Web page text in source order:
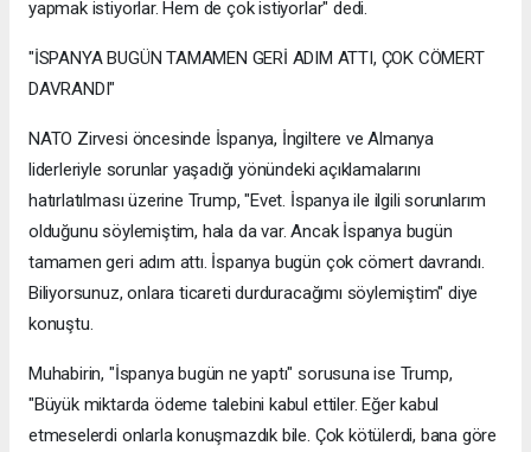
yapmak istiyorlar. Hem de çok istiyorlar" dedi.
"İSPANYA BUGÜN TAMAMEN GERİ ADIM ATTI, ÇOK CÖMERT
DAVRANDI"
NATO Zirvesi öncesinde İspanya, İngiltere ve Almanya
liderleriyle sorunlar yaşadığı yönündeki açıklamalarını
hatırlatılması üzerine Trump, "Evet. İspanya ile ilgili sorunlarım
olduğunu söylemiştim, hala da var. Ancak İspanya bugün
tamamen geri adım attı. İspanya bugün çok cömert davrandı.
Biliyorsunuz, onlara ticareti durduracağımı söylemiştim" diye
konuştu.
Muhabirin, "İspanya bugün ne yaptı" sorusuna ise Trump,
"Büyük miktarda ödeme talebini kabul ettiler. Eğer kabul
etmeselerdi onlarla konuşmazdık bile. Çok kötülerdi, bana göre